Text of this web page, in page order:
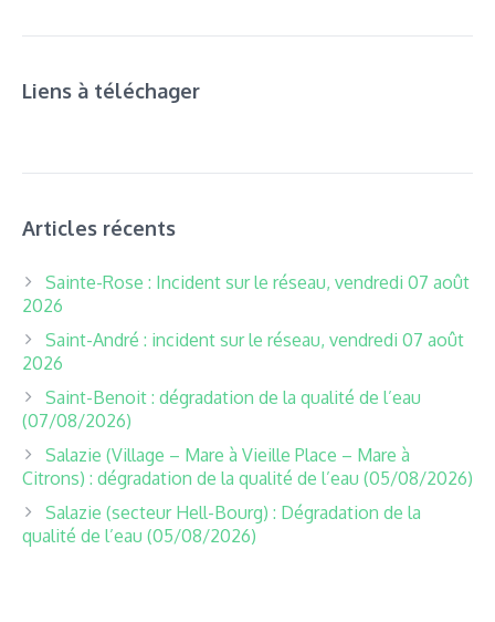
Liens à téléchager
Articles récents
Sainte-Rose : Incident sur le réseau, vendredi 07 août
2026
Saint-André : incident sur le réseau, vendredi 07 août
2026
Saint-Benoit : dégradation de la qualité de l’eau
(07/08/2026)
Salazie (Village – Mare à Vieille Place – Mare à
Citrons) : dégradation de la qualité de l’eau (05/08/2026)
Salazie (secteur Hell-Bourg) : Dégradation de la
qualité de l’eau (05/08/2026)